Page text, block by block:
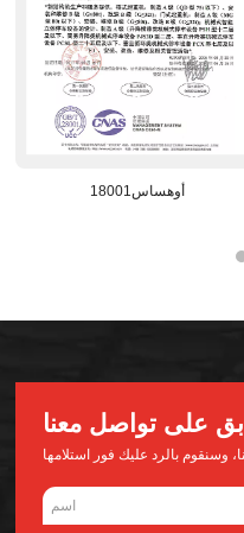
أوهساس18001
ابق على تواصل معنا